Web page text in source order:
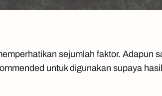
sejumlah faktor. Adapun
untuk digunakan supaya